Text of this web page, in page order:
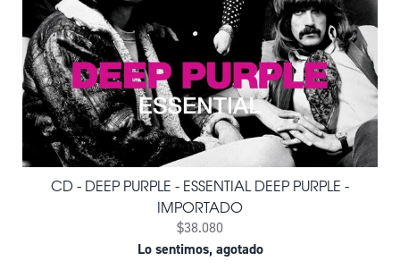
CD - DEEP PURPLE - ESSENTIAL DEEP PURPLE -
IMPORTADO
$38.080
Lo sentimos, agotado